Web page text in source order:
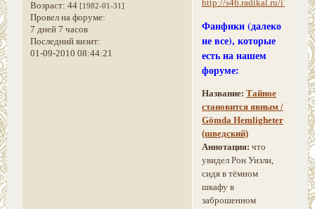
Возраст: 44[1982-01-31]
Провел на форуме:
7 дней 7 часов
Последний визит:
01-09-2010 08:44:21
Фанфики (далеко
не все), которые
есть на нашем
форуме:
Название: Тайное
становится явным /
Gömda Hemligheter
(шведский)
Аннотация: что
увидел Рон Уизли,
сидя в тёмном
шкафу в
заброшенном